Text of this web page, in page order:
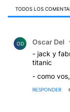
TODOS LOS
OD Oscar Del
- jack y
titanic
- como
RESPONDER